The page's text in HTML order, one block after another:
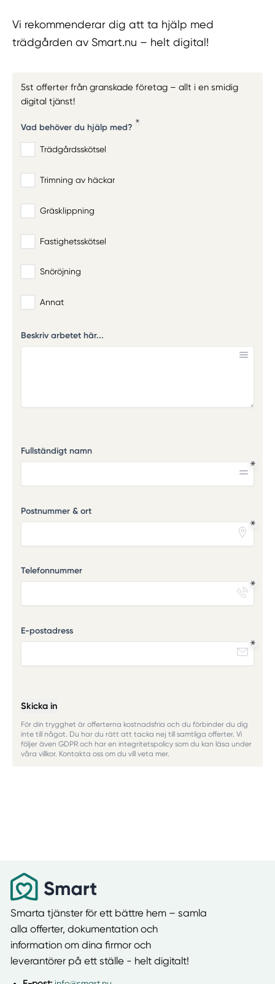
Vi rekommenderar dig att ta hjälp med
trädgården av Smart.nu – helt digital!
5st offerter från granskade företag – allt i en smidig
digital tjänst!
Vad behöver du hjälp med?
Trädgårdsskötsel
Trimning av häckar
Gräsklippning
Fastighetsskötsel
Snöröjning
Annat
Beskriv arbetet här...
Fullständigt namn
Postnummer & ort
Telefonnummer
E-postadress
Skicka in
För din trygghet är offerterna kostnadsfria och du förbinder du dig
inte till något. Du har du rätt att tacka nej till samtliga offerter. Vi
följer även GDPR och har en integritetspolicy som du kan läsa under
våra villkor. Kontakta oss om du vill veta mer.
Smarta tjänster för ett bättre hem – samla
alla offerter, dokumentation och
information om dina firmor och
leverantörer på ett ställe - helt digitalt!